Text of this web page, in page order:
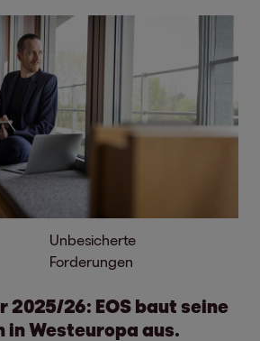
Unbesicherte
Forderungen
26: EOS baut seine
Westeuropa aus.